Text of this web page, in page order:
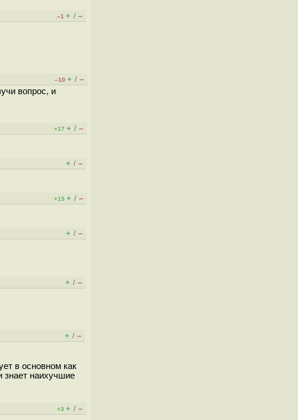
–1 + / –
–10 + / –
вопрос, и
+17 + / –
+ / –
+15 + / –
+ / –
+ / –
+ / –
в основном как
знает наихучшие
+3 + / –